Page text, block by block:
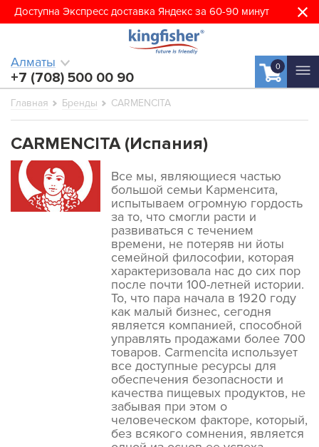
Доступна Экспресс доставка Яндекс за 60-90 минут
0
Алматы
+7 (708) 500 00 90
Главная Бренды CARMENCITA
CARMENCITA (Испания)
Все мы, являющиеся частью
большой семьи Карменсита,
испытываем огромную гордость
за то, что смогли расти и
развиваться с течением
времени, не потеряв ни йоты
семейной философии, которая
характеризовала нас до сих пор
после почти 100-летней истории.
То, что пара начала в 1920 году
как малый бизнес, сегодня
является компанией, способной
управлять продажами более 700
товаров. Carmencita использует
все доступные ресурсы для
обеспечения безопасности и
качества пищевых продуктов, не
забывая при этом о
человеческом факторе, который,
без всякого сомнения, является